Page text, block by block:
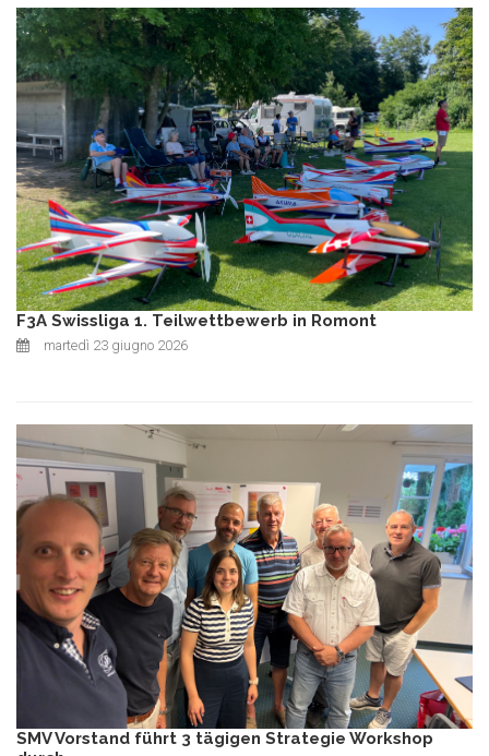
F3A Swissliga 1. Teilwettbewerb in Romont
martedì 23 giugno 2026
SMV Vorstand führt 3 tägigen Strategie Workshop